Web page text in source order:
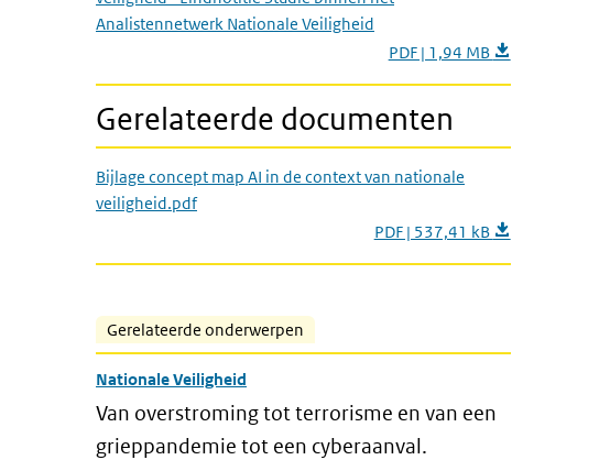
Analistennetwerk Nationale Veiligheid
PDF | 1,94 MB
Gerelateerde documenten
Bijlage concept map AI in de context van nationale
veiligheid.pdf
PDF | 537,41 kB
Gerelateerde onderwerpen
Nationale Veiligheid
Van overstroming tot terrorisme en van een
grieppandemie tot een cyberaanval.